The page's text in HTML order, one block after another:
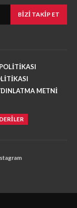
BIZI TAKIP ET
METNİ